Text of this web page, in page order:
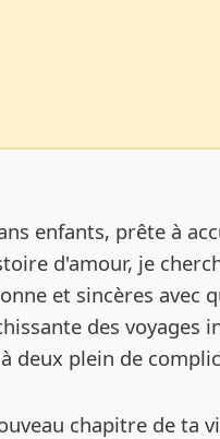
enfants, prête à
d'amour, je
et sincères avec
des voyages
deux plein de
chapitre de ta